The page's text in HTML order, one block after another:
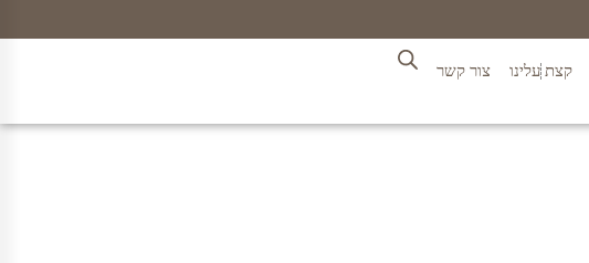
קצת עלינו צור קשר